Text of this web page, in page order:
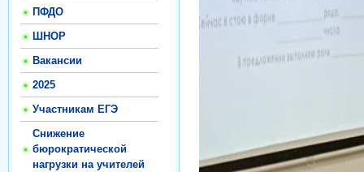
ПФДО
ШНОР
Вакансии
2025
Участникам ЕГЭ
Снижение
бюрократической
нагрузки на учителей